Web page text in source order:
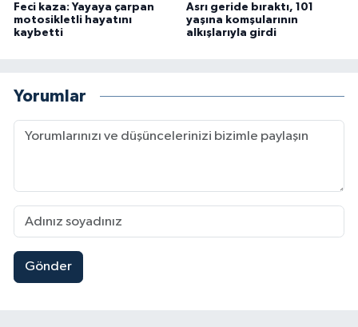
Feci kaza: Yayaya çarpan
motosikletli hayatını
kaybetti
Asrı geride bıraktı, 101
yaşına komşularının
alkışlarıyla girdi
Yorumlar
Gönder